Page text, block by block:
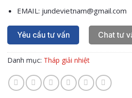
EMAIL: jundevietnam@gmail.com
Yêu cầu tư vấn Chat tư
Danh mục: Tháp giải nhiệt